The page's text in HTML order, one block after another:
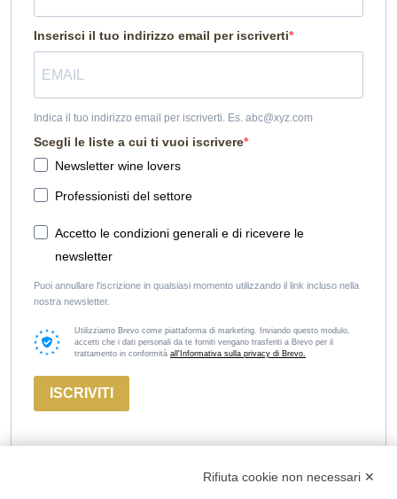
Inserisci il tuo indirizzo email per iscriverti
Indica il tuo indirizzo email per iscriverti. Es. abc@xyz.com
Scegli le liste a cui ti vuoi iscrivere
Newsletter wine lovers
Professionisti del settore
Accetto le condizioni generali e di ricevere le
newsletter
Puoi annullare l'iscrizione in qualsiasi momento utilizzando il link incluso nella
nostra newsletter.
Utilizziamo Brevo come piattaforma di marketing. Inviando questo modulo,
accetti che i dati personali da te forniti vengano trasferiti a Brevo per il
trattamento in conformità all'Informativa sulla privacy di Brevo.
ISCRIVITI
Rifiuta cookie non necessari ✕